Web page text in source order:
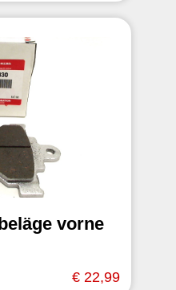
vorne
€ 22,99